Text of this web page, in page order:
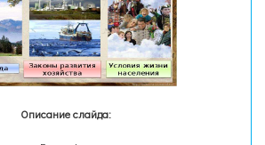
Описание слайда: